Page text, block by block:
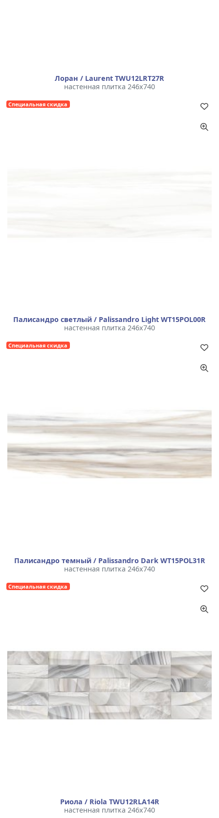
Лоран / Laurent TWU12LRT27R
настенная плитка 246x740
Специальная скидка
Палисандро светлый / Palissandro Light WT15POL00R
настенная плитка 246x740
Специальная скидка
Палисандро темный / Palissandro Dark WT15POL31R
настенная плитка 246x740
Специальная скидка
Риола / Riola TWU12RLA14R
настенная плитка 246x740